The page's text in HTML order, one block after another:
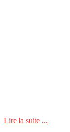
Lire la suite ...